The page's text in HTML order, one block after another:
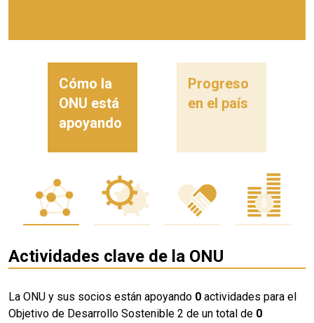
Cómo la
ONU está
apoyando
Progreso
en el país
Actividades clave de la ONU
La ONU y sus socios están apoyando 0 actividades para el
Objetivo de Desarrollo Sostenible 2 de un total de 0